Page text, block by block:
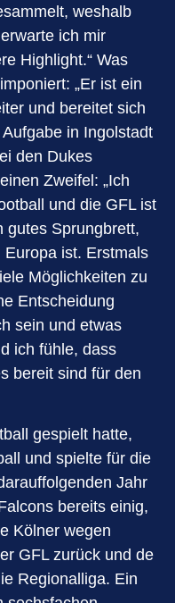
weshalb
ich mir
Highlight.“ Was
„Er ist ein
und bereitet sich
in Ingolstadt
den Dukes
Zweifel: „Ich
und die GFL ist
gutes Sprungbrett,
ist. Erstmals
Möglichkeiten zu
Entscheidung
sein und etwas
ich fühle, dass
bereit sind für den
gespielt hatte,
und spielte für die
Jahr
bereits einig,
Kölner wegen
GFL zurück und de
Regionalliga. Ein